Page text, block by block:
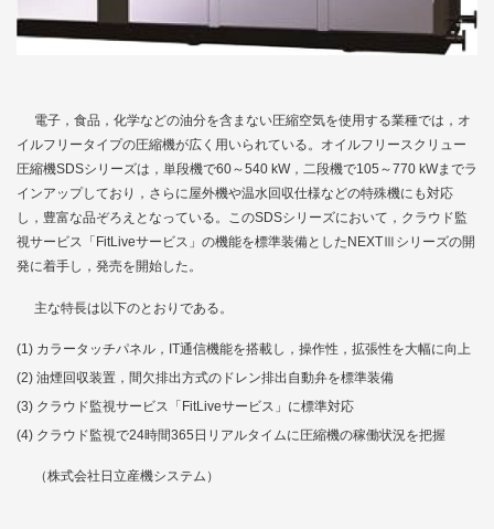
電子，食品，化学などの油分を含まない圧縮空気を使用する業種では，オ
イルフリータイプの圧縮機が広く用いられている。オイルフリースクリュー
圧縮機SDSシリーズは，単段機で60～540 kW，二段機で105～770 kWまでラ
インアップしており，さらに屋外機や温水回収仕様などの特殊機にも対応
し，豊富な品ぞろえとなっている。このSDSシリーズにおいて，クラウド監
視サービス「FitLiveサービス」の機能を標準装備としたNEXTⅢシリーズの開
発に着手し，発売を開始した。
主な特長は以下のとおりである。
カラータッチパネル，IT通信機能を搭載し，操作性，拡張性を大幅に向上
油煙回収装置，間欠排出方式のドレン排出自動弁を標準装備
クラウド監視サービス「FitLiveサービス」に標準対応
クラウド監視で24時間365日リアルタイムに圧縮機の稼働状況を把握
（株式会社日立産機システム）